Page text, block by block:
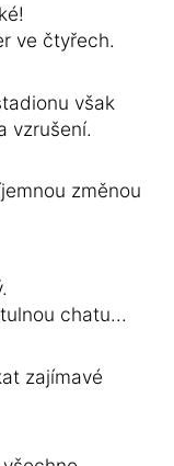
ve čtyřech.
však
vzrušení.
změnou
chatu...
zajímavé